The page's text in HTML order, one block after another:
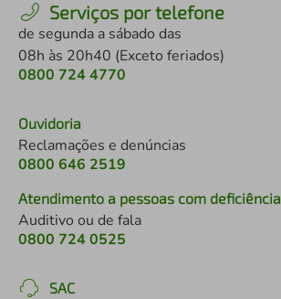
Serviços por telefone
de segunda a sábado das
08h às 20h40 (Exceto feriados)
0800 724 4770
Ouvidoria
Reclamações e denúncias
0800 646 2519
Atendimento a pessoas com deficiência
Auditivo ou de fala
0800 724 0525
SAC